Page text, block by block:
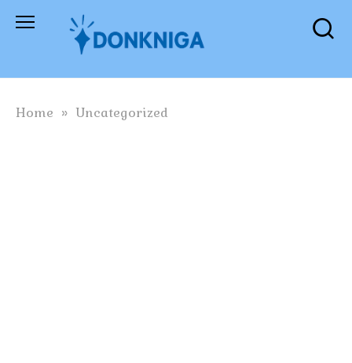
Skip
Home » Uncategorized